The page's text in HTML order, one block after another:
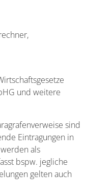
und weitere
sind
Eintragungen in
als
bspw. jegliche
gelten auch